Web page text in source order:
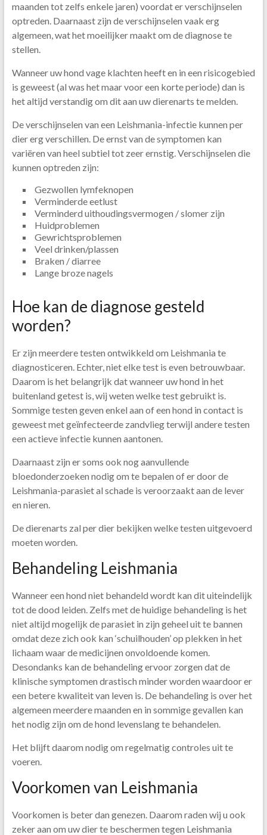
maanden tot zelfs enkele jaren) voordat er verschijnselen
optreden. Daarnaast zijn de verschijnselen vaak erg
algemeen, wat het moeilijker maakt om de diagnose te
stellen.
Wanneer uw hond vage klachten heeft en in een risicogebied
is geweest (al was het maar voor een korte periode) dan is
het altijd verstandig om dit aan uw dierenarts te melden.
De verschijnselen van een Leishmania-infectie kunnen per
dier erg verschillen. De ernst van de symptomen kan
variëren van heel subtiel tot zeer ernstig. Verschijnselen die
kunnen optreden zijn:
Gezwollen lymfeknopen
Verminderde eetlust
Verminderd uithoudingsvermogen / slomer zijn
Huidproblemen
Gewrichtsproblemen
Veel drinken/plassen
Braken / diarree
Lange broze nagels
Hoe kan de diagnose gesteld
worden?
Er zijn meerdere testen ontwikkeld om Leishmania te
diagnosticeren. Echter, niet elke test is even betrouwbaar.
Daarom is het belangrijk dat wanneer uw hond in het
buitenland getest is, wij weten welke test gebruikt is.
Sommige testen geven enkel aan of een hond in contact is
geweest met geïnfecteerde zandvlieg terwijl andere testen
een actieve infectie kunnen aantonen.
Daarnaast zijn er soms ook nog aanvullende
bloedonderzoeken nodig om te bepalen of er door de
Leishmania-parasiet al schade is veroorzaakt aan de lever
en nieren.
De dierenarts zal per dier bekijken welke testen uitgevoerd
moeten worden.
Behandeling Leishmania
Wanneer een hond niet behandeld wordt kan dit uiteindelijk
tot de dood leiden. Zelfs met de huidige behandeling is het
niet altijd mogelijk de parasiet in zijn geheel uit te bannen
omdat deze zich ook kan ‘schuilhouden’ op plekken in het
lichaam waar de medicijnen onvoldoende komen.
Desondanks kan de behandeling ervoor zorgen dat de
klinische symptomen drastisch minder worden waardoor er
een betere kwaliteit van leven is. De behandeling is over het
algemeen meerdere maanden en in sommige gevallen kan
het nodig zijn om de hond levenslang te behandelen.
Het blijft daarom nodig om regelmatig controles uit te
voeren.
Voorkomen van Leishmania
Voorkomen is beter dan genezen. Daarom raden wij u ook
zeker aan om uw dier te beschermen tegen Leishmania